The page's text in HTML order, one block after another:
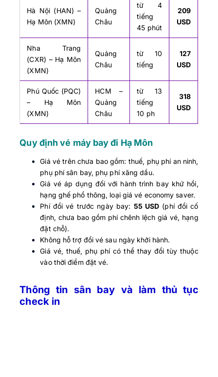
Hà Nội (HAN) –
Hạ Môn (XMN)
Quảng
Châu
từ 4
tiếng
45 phút
209
USD
Nha Trang
(CXR) – Hạ Môn
(XMN)
Quảng
Châu
từ 10
tiếng
127
USD
Phú Quốc (PQC)
– Hạ Môn
(XMN)
HCM –
Quảng
Châu
từ 13
tiếng
10 ph
318
USD
Quy định vé máy bay đi Hạ Môn
Giá vé trên chưa bao gồm: thuế, phụ phí an ninh,
phụ phí sân bay, phụ phí xăng dầu.
Giá vé áp dụng đối với hành trình bay khứ hồi,
hạng ghế phổ thông, loại giá vé economy saver.
Phí đổi vé trước ngày bay: 55 USD (phí đổi cố
định, chưa bao gồm phí chênh lệch giá vé, hạng
đặt chỗ).
Không hỗ trợ đổi vé sau ngày khởi hành.
Giá vé, thuế, phụ phí có thể thay đổi tùy thuộc
vào thời điểm đặt vé.
Thông tin sân bay và làm thủ tục
check in